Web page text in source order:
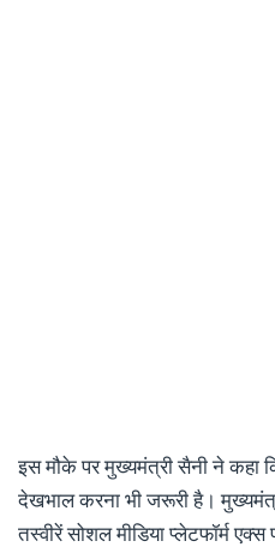
इस मौके पर मुख्यमंत्री सैनी ने कहा
देखभाल करना भी जरूरी है।
तस्वीरें सोशल मीडिया प्लेटफॉर्म